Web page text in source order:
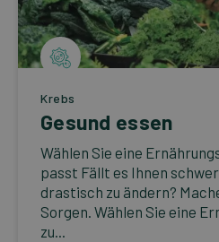
Krebs
Gesund essen
Wählen Sie eine
passt Fällt es Ihnen
drastisch zu ändern?
Sorgen. Wählen Sie eine
zu...